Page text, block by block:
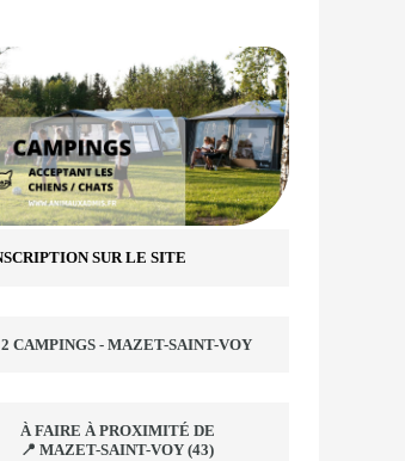
SUR LE SITE
2 CAMPINGS - MAZET-SAINT-VOY
À FAIRE À PROXIMITÉ DE
📍 MAZET-SAINT-VOY (43)